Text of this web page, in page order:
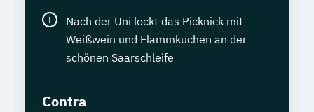
Nach der Uni lockt das Picknick mit
Weißwein und Flammkuchen an der
schönen Saarschleife
Contra